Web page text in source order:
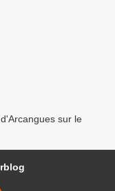
sur le